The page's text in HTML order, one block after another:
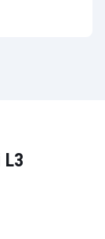
L3